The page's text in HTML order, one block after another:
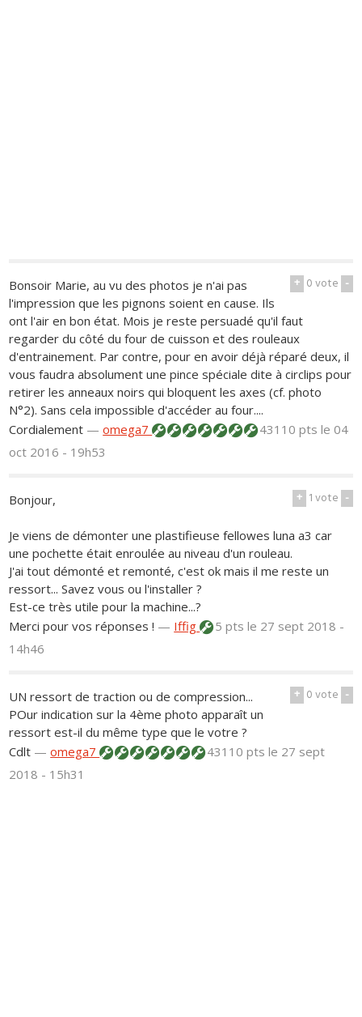
+ 0vote -
Bonsoir Marie, au vu des photos je n'ai pas
l'impression que les pignons soient en cause. Ils
ont l'air en bon état. Mois je reste persuadé qu'il faut
regarder du côté du four de cuisson et des rouleaux
d'entrainement. Par contre, pour en avoir déjà réparé deux, il
vous faudra absolument une pince spéciale dite à circlips pour
retirer les anneaux noirs qui bloquent les axes (cf. photo
N°2). Sans cela impossible d'accéder au four....
Cordialement —omega7 43110 ptsle 04
oct 2016 - 19h53
+ 1vote -
Bonjour,
Je viens de démonter une plastifieuse fellowes luna a3 car
une pochette était enroulée au niveau d'un rouleau.
J'ai tout démonté et remonté, c'est ok mais il me reste un
ressort... Savez vous ou l'installer ?
Est-ce très utile pour la machine...?
Merci pour vos réponses ! — Iffig 5 ptsle 27 sept 2018 -
14h46
+ 0vote -
UN ressort de traction ou de compression...
POur indication sur la 4ème photo apparaît un
ressort est-il du même type que le votre ?
Cdlt —omega7 43110 ptsle 27 sept
2018 - 15h31